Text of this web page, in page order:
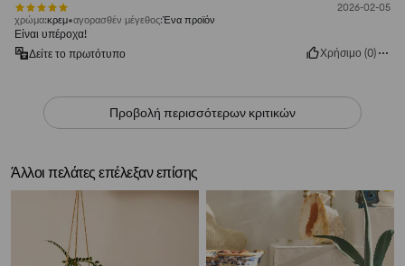
2026-02-05
χρώμα:κρεμ αγορασθέν μέγεθος:Ένα προϊόν
Είναι υπέροχα!
Δείτε το πρωτότυπο
Χρήσιμο (0)
Προβολή περισσότερων κριτικών
Άλλοι πελάτες επέλεξαν επίσης